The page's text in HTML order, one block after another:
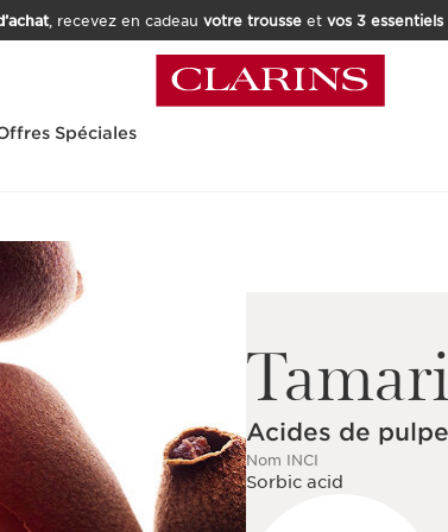
, recevez en cadeau votre trousseet vos 3
Spéciales
Acides de
Nom INCI
Sorbic acid